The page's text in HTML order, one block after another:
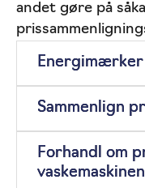
andet gøre på
Energimærker
Sammenlign
Forhandl om